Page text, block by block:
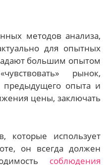
методов анализа,
для опытных
большим опытом
рынок,
предыдущего опыта и
цены, заключать
которые использует
он всегда должен
соблюдения